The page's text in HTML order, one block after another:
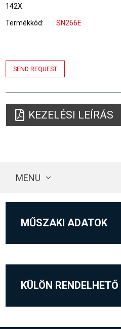
142X.
Termékkód SN266E
SEND REQUEST
KEZELÉSI LEÍRÁS
MENU
MŰSZAKI ADATOK
KÜLÖN RENDELHETŐ